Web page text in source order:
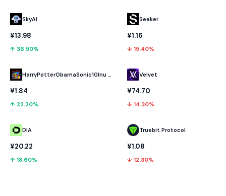
SkyAI
¥13.98
↑ 36.50%
HarryPotterObamaSonic10Inu (ETH)
¥1.84
↑ 22.20%
DIA
¥20.22
↑ 18.60%
Seeker
¥1.16
↓ 15.40%
Velvet
¥74.70
↓ 14.30%
Truebit Protocol
¥1.08
↓ 12.30%